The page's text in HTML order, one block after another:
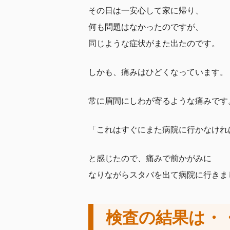
その日は一安心して家に帰り、
何も問題はなかったのですが、
同じような症状がまた出たのです。
しかも、痛みはひどくなっています。
常に眉間にしわが寄るような痛みです
「これはすぐにまた病院に行かなけれ
と感じたので、痛みで前かがみに
なりながらスタバを出て病院に行きま
検査の結果は・